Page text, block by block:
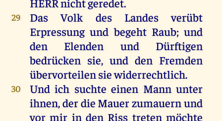
29 Das Volk des Landesverübt
Erpressungund begeht Raub;und
den
Elenden und
Dürftigen
bedrücken sie, und den Fremden
übervorteilensiewiderrechtlich.
30 Und ich suchte einen Mann unter
ihnen,derdie Mauerzumauernund
vor mir in den Riss treten möchte